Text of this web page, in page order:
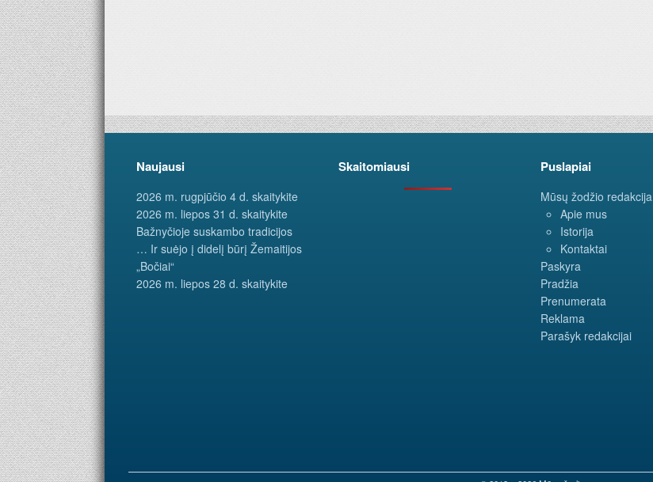
Naujausi
2026 m. rugpjūčio 4 d. skaitykite
2026 m. liepos 31 d. skaitykite
Bažnyčioje suskambo tradicijos
… Ir suėjo į didelį būrį Žemaitijos
„Bočiai“
2026 m. liepos 28 d. skaitykite
Skaitomiausi Puslapiai
Mūsų žodžio redakcija
Apie mus
Istorija
Kontaktai
Paskyra
Pradžia
Prenumerata
Reklama
Parašyk redakcijai